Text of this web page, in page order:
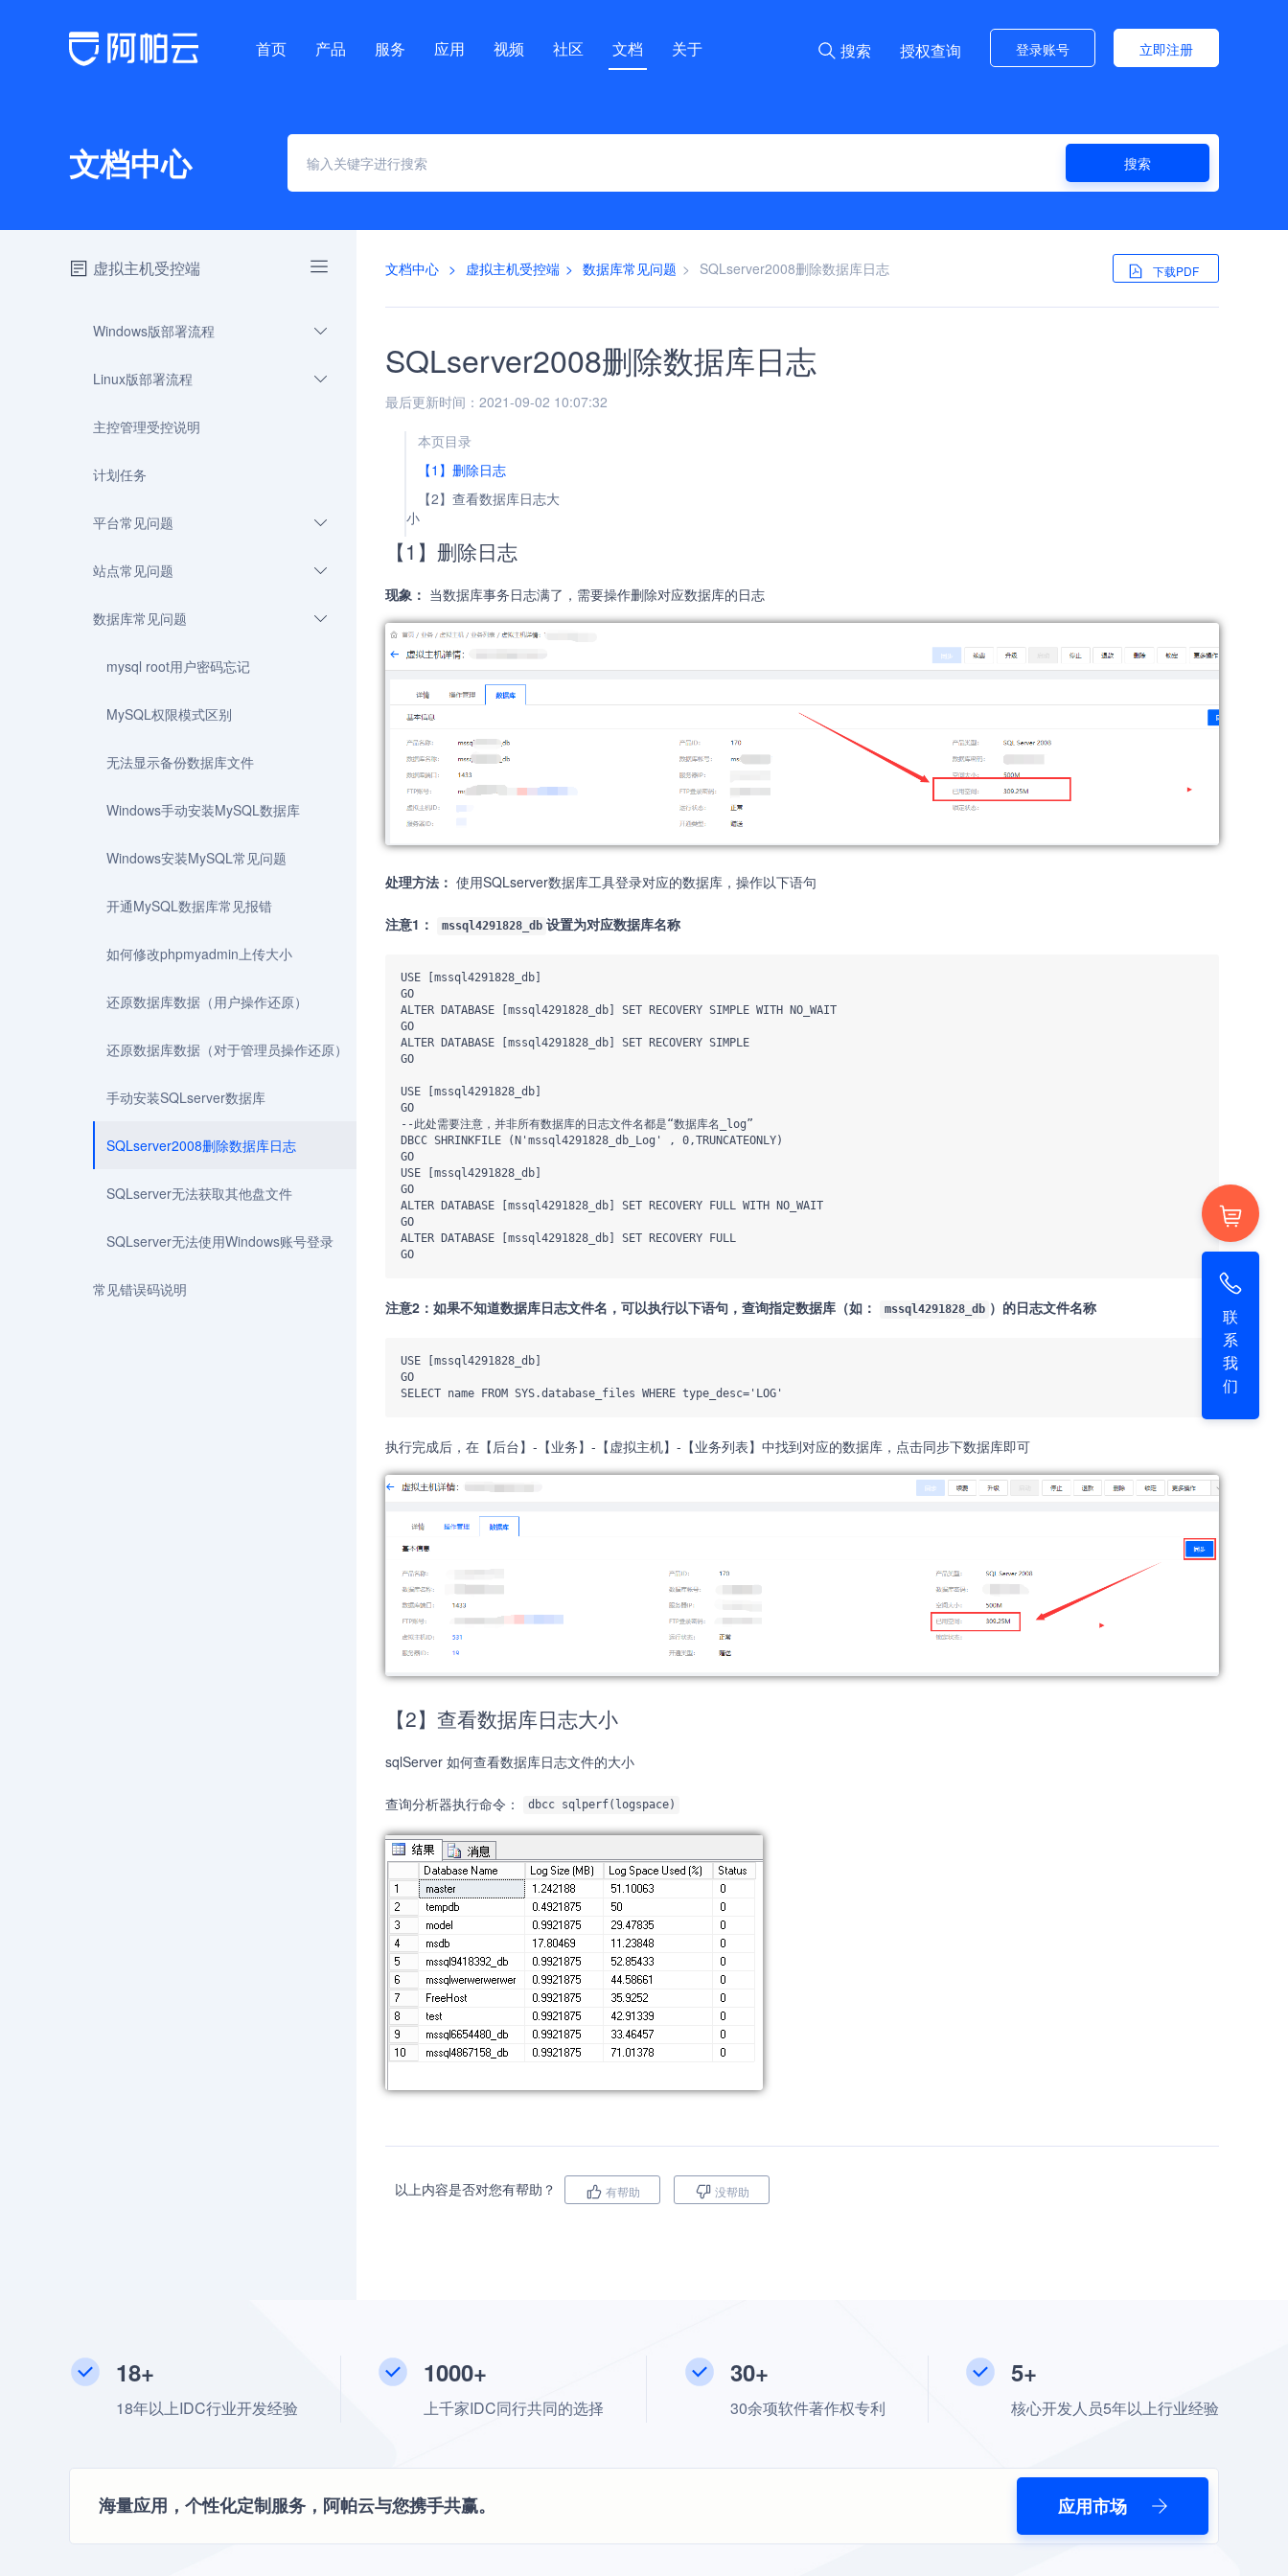
首页 产品 服务 应用 视频 社区 文档 关于 搜索 授权查询 登录账号 立即注册
文档中心 搜索
虚拟主机受控端
Windows版部署流程
Linux版部署流程
主控管理受控说明
计划任务
平台常见问题
站点常见问题
数据库常见问题
mysql root用户密码忘记
MySQL权限模式区别
无法显示备份数据库文件
Windows手动安装MySQL数据库
Windows安装MySQL常见问题
开通MySQL数据库常见报错
如何修改phpmyadmin上传大小
还原数据库数据（用户操作还原）
还原数据库数据（对于管理员操作还原）
手动安装SQLserver数据库
SQLserver2008删除数据库日志
SQLserver无法获取其他盘文件
SQLserver无法使用Windows账号登录
常见错误码说明
文档中心 > 虚拟主机受控端 > 数据库常见问题 > SQLserver2008删除数据库日志 下载PDF
SQLserver2008删除数据库日志
最后更新时间：2021-09-02 10:07:32
本页目录
【1】删除日志
【2】查看数据库日志大
小
【1】删除日志
现象： 当数据库事务日志满了，需要操作删除对应数据库的日志
处理方法： 使用SQLserver数据库工具登录对应的数据库，操作以下语句
注意1： mssql4291828_db 设置为对应数据库名称
USE [mssql4291828_db]
GO
ALTER DATABASE [mssql4291828_db] SET RECOVERY SIMPLE WITH NO_WAIT
GO
ALTER DATABASE [mssql4291828_db] SET RECOVERY SIMPLE
GO
USE [mssql4291828_db]
GO
--此处需要注意，并非所有数据库的日志文件名都是“数据库名_log”
DBCC SHRINKFILE (N'mssql4291828_db_Log' , 0,TRUNCATEONLY)
GO
USE [mssql4291828_db]
GO
ALTER DATABASE [mssql4291828_db] SET RECOVERY FULL WITH NO_WAIT
GO
ALTER DATABASE [mssql4291828_db] SET RECOVERY FULL
注意2：如果不知道数据库日志文件名，可以执行以下语句，查询指定数据库（如： mssql4291828_db ）的日志文件名称
USE [mssql4291828_db]
GO
SELECT name FROM SYS.database_files WHERE type_desc='LOG'
执行完成后，在【后台】-【业务】-【虚拟主机】-【业务列表】中找到对应的数据库，点击同步下数据库即可
【2】查看数据库日志大小
sqlServer 如何查看数据库日志文件的大小
查询分析器执行命令： dbcc sqlperf(logspace)
以上内容是否对您有帮助？ 有帮助 没帮助
18+
18年以上IDC行业开发经验
1000+
上千家IDC同行共同的选择
30+
30余项软件著作权专利
5+
核心开发人员5年以上行业经验
海量应用，个性化定制服务，阿帕云与您携手共赢。 应用市场
联
系
我
们